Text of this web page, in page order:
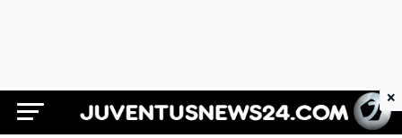
Juventus News 24
×